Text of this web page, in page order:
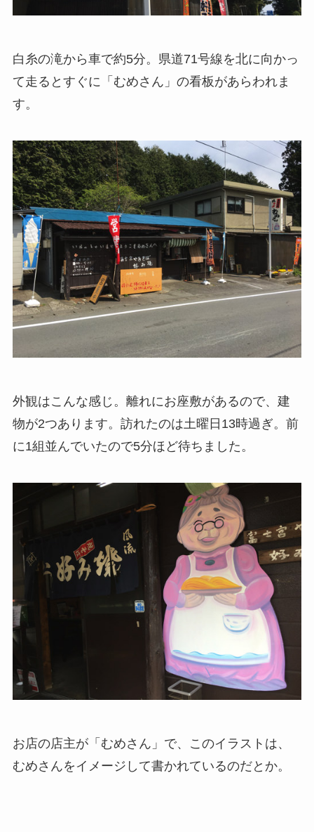
白糸の滝から車で約5分。県道71号線を北に向かっ
て走るとすぐに「むめさん」の看板があらわれま
す。
外観はこんな感じ。離れにお座敷があるので、建
物が2つあります。訪れたのは土曜日13時過ぎ。前
に1組並んでいたので5分ほど待ちました。
お店の店主が「むめさん」で、このイラストは、
むめさんをイメージして書かれているのだとか。